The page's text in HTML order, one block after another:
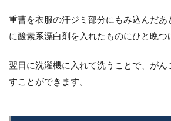
重曹を衣服の汗ジミ部分にもみ込んだ
に酸素系漂白剤を入れたものにひと晩つ
翌日に洗濯機に入れて洗うことで、がん
すことができます。